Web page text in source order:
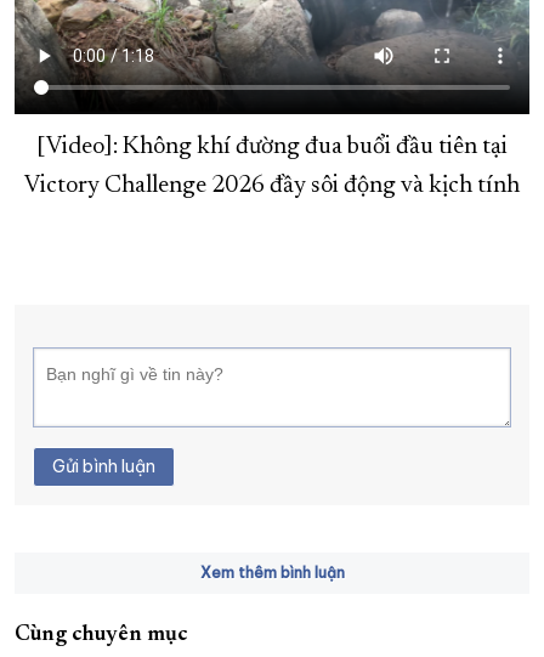
XÂY DỰNG KHÁNH HÒA TRỞ THÀNH THÀNH PHỐ TRỰC THUỘC
ĐẠI HỘI ĐẢNG CÁC CẤP TRANG CHỦ VỀ BÁO KHÁNH HÒA
[Video]: Không khí đường đua buổi đầu tiên tại
Victory Challenge 2026 đầy sôi động và kịch tính
Gửi bình luận
Xem thêm bình luận
Cùng chuyên mục